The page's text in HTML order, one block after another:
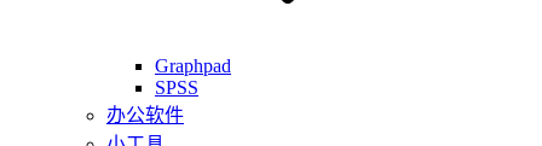
Graphpad
SPSS
办公软件